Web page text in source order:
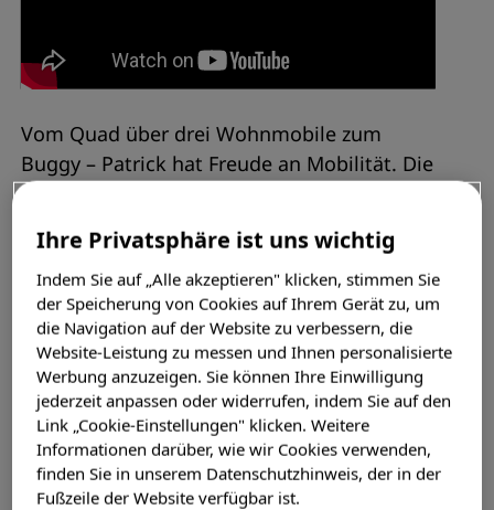
Vom Quad über drei Wohnmobile zum
Buggy – Patrick hat Freude an Mobilität. Die
hat er sich auch mit Multipler Sklerose
Einstellung. „Man lebt nur einmal, ob mit
oder ohne MS“ lautet sein Motto und das
treibt ihn an, sein Leben in vollen Zügen zu
genießen. Klar, es gibt auch
Einschränkungen, aber das kann den
gelernten Metallbauer nicht aufhalten. „Es
heißt ja nicht, dass man nichts mehr kann
oder nichts mehr darf, nur weil man MS
hat“, sagt Patrick. Er probiert Dinge aus und
Ihre Privatsphäre ist uns wichtig
Indem Sie auf „Alle akzeptieren" klicken, stimmen Sie
der Speicherung von Cookies auf Ihrem Gerät zu, um
die Navigation auf der Website zu verbessern, die
Website-Leistung zu messen und Ihnen personalisierte
Werbung anzuzeigen. Sie können Ihre Einwilligung
jederzeit anpassen oder widerrufen, indem Sie auf den
Link „Cookie-Einstellungen" klicken. Weitere
Informationen darüber, wie wir Cookies verwenden,
finden Sie in unserem Datenschutzhinweis, der in der
Fußzeile der Website verfügbar ist.